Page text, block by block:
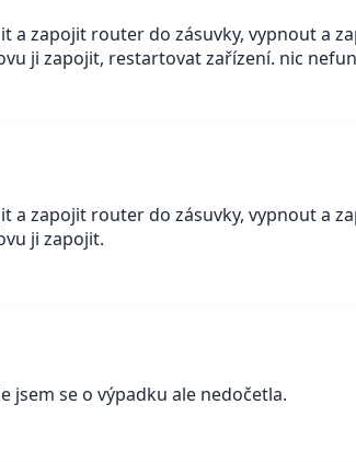
a zapojit router do zásuvky, vypnout a
ji zapojit, restartovat zařízení. nic
a zapojit router do zásuvky, vypnout a
ji zapojit.
jsem se o výpadku ale nedočetla.